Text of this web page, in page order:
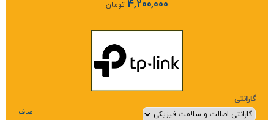
4,200,000 تومان
گارانتی
صاف